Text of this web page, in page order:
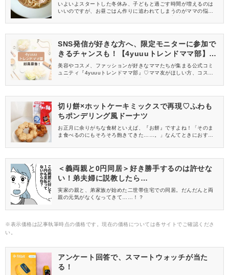
いよいよスタートした冬休み、子どもと過ごす時間が増えるのは
いいのですが、お昼ごはん作りに追われてしまうのがママの悩
レシピをご紹介します♡手抜きをしつつ美味しいお昼ごはんが作れ
ご紹介します♪
SNS発信が好きな方へ、限定モニターに参加で
きるチャンスも！【4yuuuトレンドママ部】部
員募集中
美容やコスメ、ファッションが好きなママたちが集まる公式コミ
ュニティ『4yuuuトレンドママ部』♡ママ友がほしい方、コスメサ
信してくれる方を募集しています！
切り餅×ホットケーキミックスで再現♡ふわも
ちポンデリング風ドーナツ
お正月に余りがちな食材といえば、『お餅』ですよね！「そのま
ま食べるのにもそろそろ飽きてきた……。」なんてときにおすす
る“ポンデリング風ドーナツ”をご紹介します♡早速、作ってみた様
＜義両親と0円同居＞好き勝手するのは許せな
い！弟夫婦に説教したら…
実家の親と、弟家族が始めた二世帯住宅での同居。だんだんと両
親の元気がなくなってきて……！？
※表示価格は記事執筆時点の価格です。現在の価格については各サイトでご確認くださ
い。
アンケート回答で、スマートウォッチが当た
る！